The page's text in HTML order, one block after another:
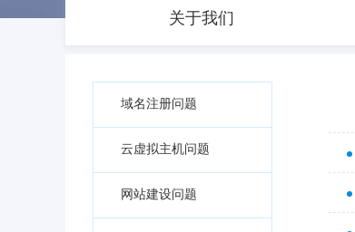
关于我们
域名注册问题
云虚拟主机问题
网站建设问题